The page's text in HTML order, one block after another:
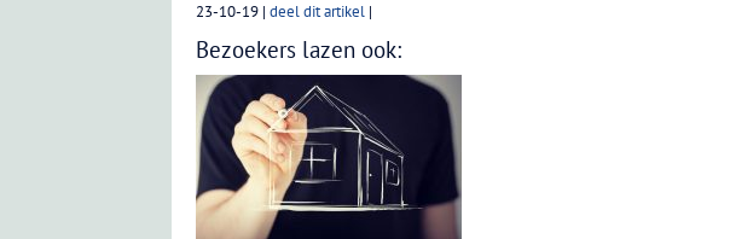
23-10-19 | deel dit artikel |
Bezoekers lazen ook: